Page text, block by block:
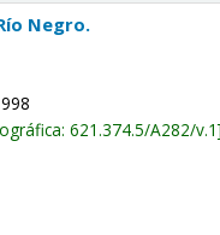
Negro.
621.374.5/A282/v.1